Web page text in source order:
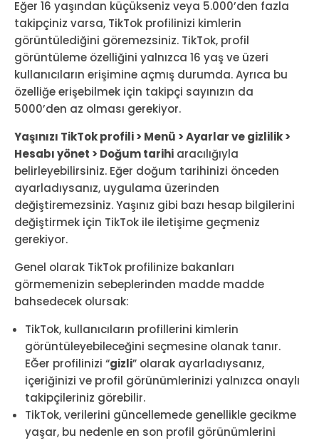
Eğer 16 yaşından küçükseniz veya 5.000’den fazla
takipçiniz varsa, TikTok profilinizi kimlerin
görüntülediğini göremezsiniz. TikTok, profil
görüntüleme özelliğini yalnızca 16 yaş ve üzeri
kullanıcıların erişimine açmış durumda. Ayrıca bu
özelliğe erişebilmek için takipçi sayınızın da
5000’den az olması gerekiyor.
Yaşınızı TikTok profili > Menü > Ayarlar ve gizlilik >
Hesabı yönet > Doğum tarihi aracılığıyla
belirleyebilirsiniz. Eğer doğum tarihinizi önceden
ayarladıysanız, uygulama üzerinden
değiştiremezsiniz. Yaşınız gibi bazı hesap bilgilerini
değiştirmek için TikTok ile iletişime geçmeniz
gerekiyor.
Genel olarak TikTok profilinize bakanları
görmemenizin sebeplerinden madde madde
bahsedecek olursak:
TikTok, kullanıcıların profillerini kimlerin
görüntüleyebileceğini seçmesine olanak tanır.
EĞer profilinizi “gizli” olarak ayarladıysanız,
içeriğinizi ve profil görünümlerinizi yalnızca onaylı
takipçileriniz görebilir.
TikTok, verilerini güncellemede genellikle gecikme
yaşar, bu nedenle en son profil görünümlerini